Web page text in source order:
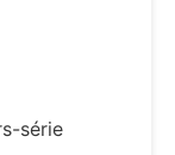
série